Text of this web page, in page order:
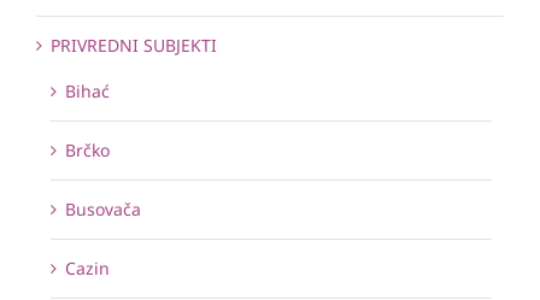
PRIVREDNI SUBJEKTI
Bihać
Brčko
Busovača
Cazin